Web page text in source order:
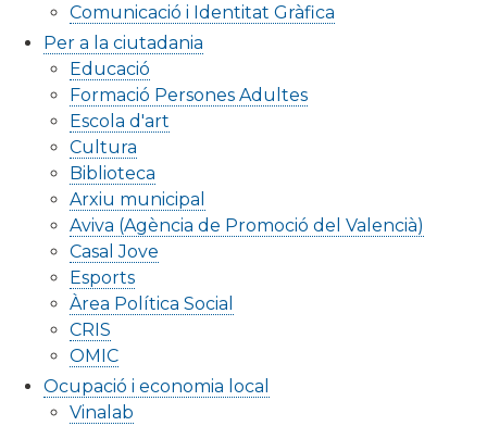
Comunicació i Identitat Gràfica
Per a la ciutadania
Educació
Formació Persones Adultes
Escola d'art
Cultura
Biblioteca
Arxiu municipal
Aviva (Agència de Promoció del Valencià)
Casal Jove
Esports
Àrea Política Social
CRIS
OMIC
Ocupació i economia local
Vinalab